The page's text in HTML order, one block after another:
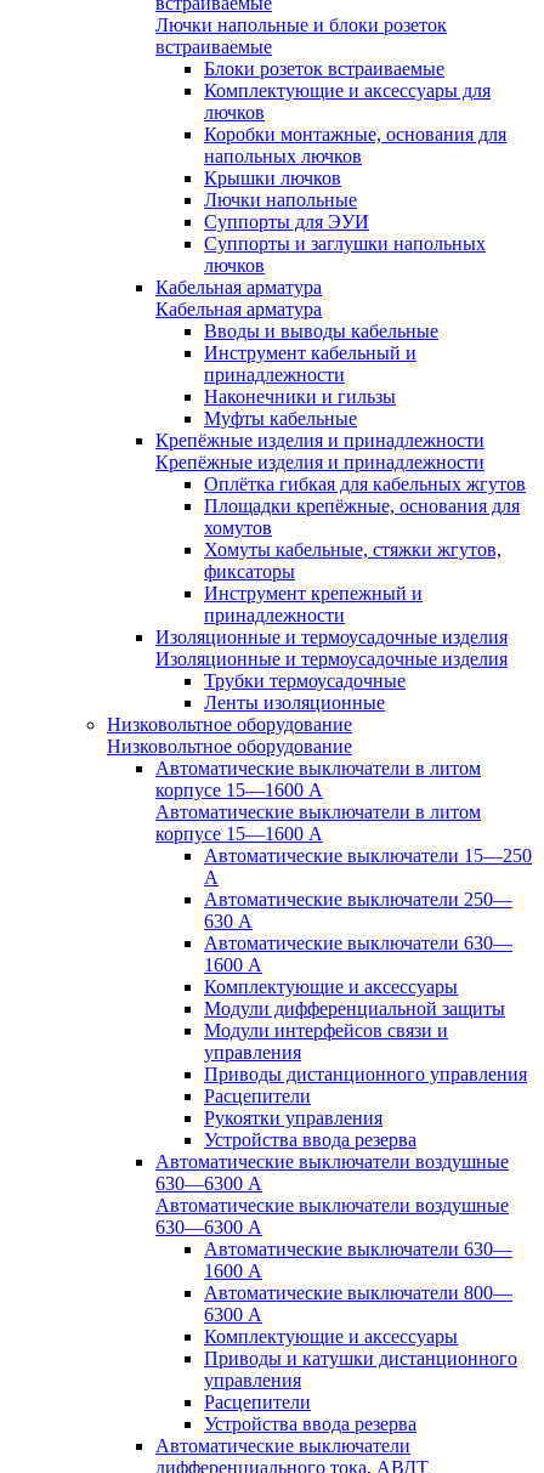
Лючки напольные и блоки розеток
встраиваемые
Блоки розеток встраиваемые
Комплектующие и аксессуары для
лючков
Коробки монтажные, основания для
напольных лючков
Крышки лючков
Лючки напольные
Суппорты для ЭУИ
Суппорты и заглушки напольных
лючков
Кабельная арматура
Кабельная арматура
Вводы и выводы кабельные
Инструмент кабельный и
принадлежности
Наконечники и гильзы
Муфты кабельные
Крепёжные изделия и принадлежности
Крепёжные изделия и принадлежности
Оплётка гибкая для кабельных жгутов
Площадки крепёжные, основания для
хомутов
Хомуты кабельные, стяжки жгутов,
фиксаторы
Инструмент крепежный и
принадлежности
Изоляционные и термоусадочные изделия
Изоляционные и термоусадочные изделия
Трубки термоусадочные
Ленты изоляционные
Низковольтное оборудование
Низковольтное оборудование
Автоматические выключатели в литом
корпусе 15—1600 А
Автоматические выключатели в литом
корпусе 15—1600 А
Автоматические выключатели 15—250
А
Автоматические выключатели 250—
630 А
Автоматические выключатели 630—
1600 А
Комплектующие и аксессуары
Модули дифференциальной защиты
Модули интерфейсов связи и
управления
Приводы дистанционного управления
Расцепители
Рукоятки управления
Устройства ввода резерва
Автоматические выключатели воздушные
630—6300 А
Автоматические выключатели воздушные
630—6300 А
Автоматические выключатели 630—
1600 А
Автоматические выключатели 800—
6300 А
Комплектующие и аксессуары
Приводы и катушки дистанционного
управления
Расцепители
Устройства ввода резерва
Автоматические выключатели
дифференциального тока, АВДТ